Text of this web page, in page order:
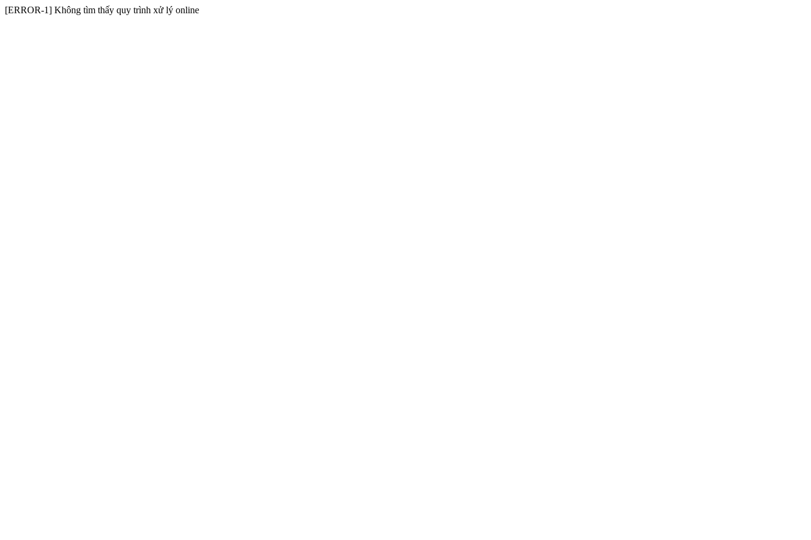
[ERROR-1] Không tìm thấy quy trình xử lý online